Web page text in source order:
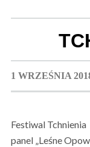
1 WRZEŚNIA
Festiwal Tchnienia
panel „Leśne